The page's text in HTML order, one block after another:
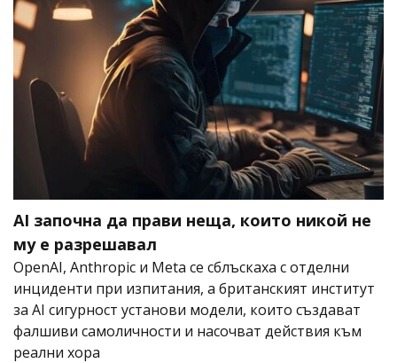
AI започна да прави неща, които никой не
му е разрешавал
OpenAI, Anthropic и Meta се сблъскаха с отделни
инциденти при изпитания, а британският институт
за AI сигурност установи модели, които създават
фалшиви самоличности и насочват действия към
реални хора